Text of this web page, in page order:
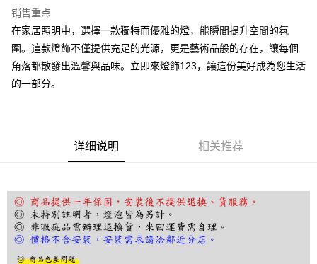
悠遊付
Google Pay
Plus PAY
AFTEE先享后付
5. 收到商品當下無需繳費，確認無誤後，請再利用繳費通知簡訊或AFTEE
APP於四大便利商店‧ATM/網銀等方式進行付款。
請留意繳費期限為 14 天。唯有下載 AFTEE App 成為 AFTEE 會員者方能享
有最長 45 天內付款之服務。
每笔NT$180，满NT$5,000(含以上)免运费
销售重点
在家居照明中，選擇一款獨特而優雅的燈，能瞬間提升空間的氛
圍。這款燈飾不僅提供充足的光源，更是藝術品般的存在，讓每個
角落都散發出溫馨與品味。立即來燈飾123，讓這份美好成為您生活
的一部分。
详细说明 相关推荐